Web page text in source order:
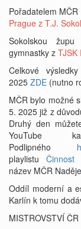
Pořadatelem
Prague z T.J.
Sokolskou župu
gymnastky z TJSK
Celkové
2025 ZDE (nutno
MČR bylo možné
5. 2025 již z
Druhý den
YouTube
Podlipného
playlistu
název MČR
Oddíl moderní a
Karlín k tomu
MISTROVSTVÍ